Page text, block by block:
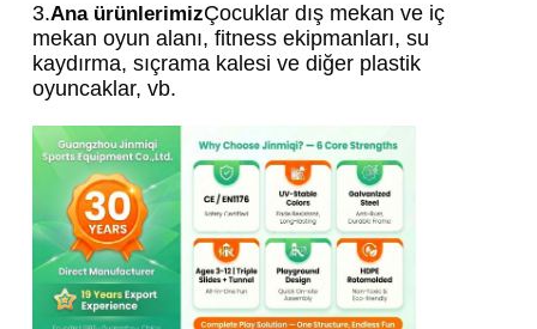
3.Ana ürünlerimizÇocuklar dış mekan ve iç
mekan oyun alanı, fitness ekipmanları, su
kaydırma, sıçrama kalesi ve diğer plastik
oyuncaklar, vb.